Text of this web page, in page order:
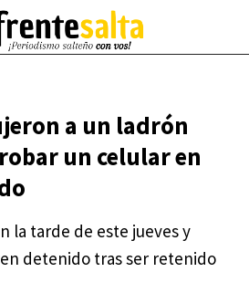
a un ladrón
un celular en
la tarde de este jueves y
detenido tras ser retenido